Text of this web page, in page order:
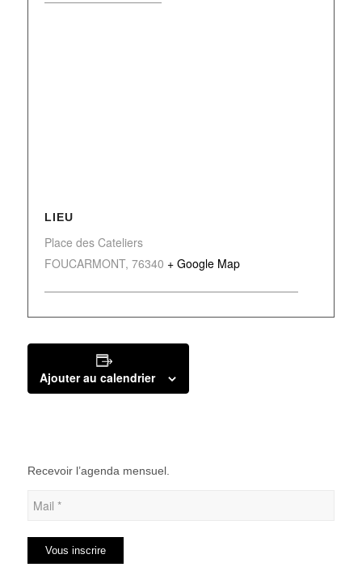
LIEU
Place des Cateliers
FOUCARMONT, 76340 + Google Map
Ajouter au calendrier
Recevoir l’agenda mensuel.